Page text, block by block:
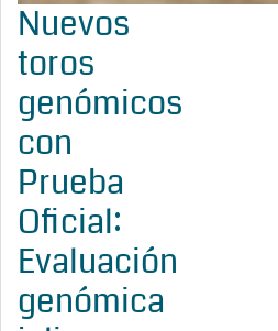
Nuevos
toros
genómicos
con
Prueba
Oficial:
Evaluación
genómica